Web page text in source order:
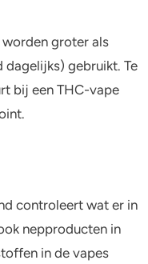
worden groter als
gebruikt. Te
bij een THC-vape
controleert wat er in
nepproducten in
in de vapes